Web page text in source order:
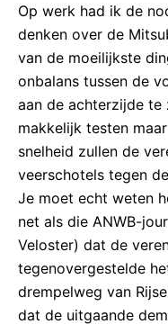
Op werk had ik de
denken over de
van de moeilijkste
onbalans tussen de
aan de achterzijde te
makkelijk testen
snelheid zullen de
veerschotels tegen
Je moet echt weten
net als die ANWB-
Veloster) dat de
tegenovergestelde
drempelweg van
dat de uitgaande